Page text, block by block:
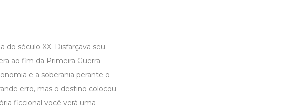
do século XX. Disfarçava seu
ao fim da Primeira Guerra
e a soberania perante o
erro, mas o destino colocou
ficcional você verá uma